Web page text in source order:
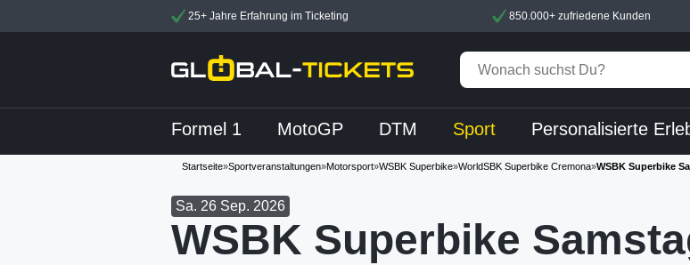
25+ Jahre Erfahrung im Ticketing 850.000+ zufriedene Kunden
Formel 1 MotoGP DTM Sport Personalisierte
Startseite»Sportveranstaltungen»Motorsport»WSBK Superbike»WorldSBK Superbike Cremona»WSBK Superbike
Sa. 26 Sep. 2026
WSBK Superbike